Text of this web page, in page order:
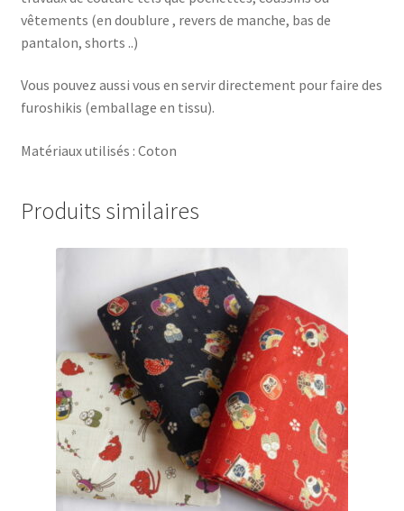
vêtements (en doublure , revers de manche, bas de
pantalon, shorts ..)
Vous pouvez aussi vous en servir directement pour faire des
furoshikis (emballage en tissu).
Matériaux utilisés : Coton
Produits similaires